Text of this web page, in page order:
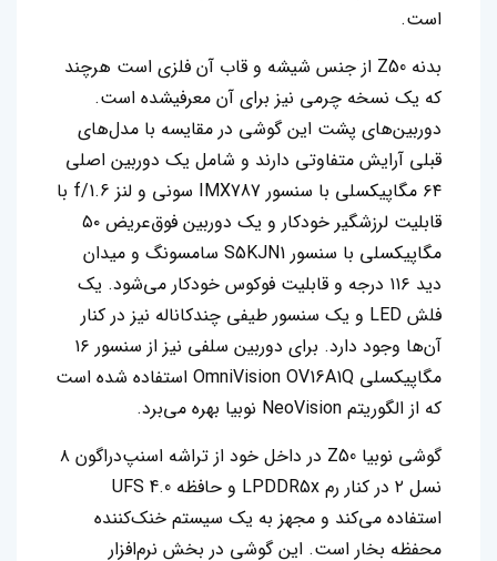
است.
بدنه Z50 از جنس شیشه و قاب آن فلزی است هرچند
که یک نسخه چرمی نیز برای آن معرفیشده است.
دوربین‌های پشت این گوشی در مقایسه با مدل‌های
قبلی آرایش متفاوتی دارند و شامل یک دوربین اصلی
۶۴ مگاپیکسلی با سنسور IMX787 سونی و لنز f/1.6 با
قابلیت لرزشگیر خودکار و یک دوربین فوق‌عریض ۵۰
مگاپیکسلی با سنسور S5KJN1 سامسونگ و میدان
دید ۱۱۶ درجه و قابلیت فوکوس خودکار می‌شود‌. یک
فلش LED و یک سنسور طیفی چندکاناله نیز در کنار
آن‌ها وجود دارد. برای دوربین سلفی نیز از سنسور ۱۶
مگاپیکسلی OmniVision OV16A1Q استفاده شده است
که از الگوریتم NeoVision نوبیا بهره می‌برد.
گوشی نوبیا Z50 در داخل خود از تراشه اسنپ‌دراگون ۸
نسل ۲ در کنار رم LPDDR5x و حافظه UFS 4.0
استفاده می‌کند و مجهز به یک سیستم خنک‌کننده
محفظه بخار است. این گوشی در بخش نرم‌افزار